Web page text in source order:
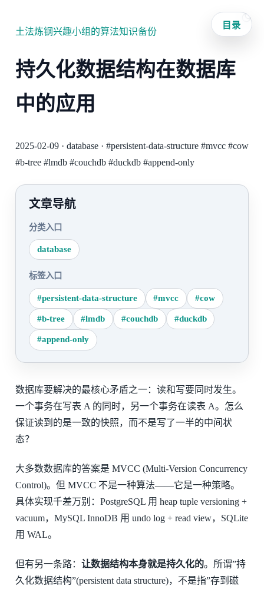
土法炼钢兴趣小组的算法知识备份
持久化数据结构在数据库
中的应用
2025-02-09· database· #persistent-data-structure #mvcc #cow
#b-tree #lmdb #couchdb #duckdb #append-only
文章导航
分类入口
database
标签入口
#persistent-data-structure #mvcc #cow
#b-tree #lmdb #couchdb #duckdb
#append-only
数据库要解决的最核心矛盾之一：读和写要同时发生。
一个事务在写表 A 的同时，另一个事务在读表 A。怎么
保证读到的是一致的快照，而不是写了一半的中间状
态？
大多数数据库的答案是 MVCC (Multi-Version Concurrency
Control)。但 MVCC 不是一种算法——它是一种策略。
具体实现千差万别：PostgreSQL 用 heap tuple versioning +
vacuum，MySQL InnoDB 用 undo log + read view，SQLite
用 WAL。
但有另一条路： 让数据结构本身就是持久化的。所谓”持
久化数据结构”(persistent data structure)，不是指”存到磁
目录